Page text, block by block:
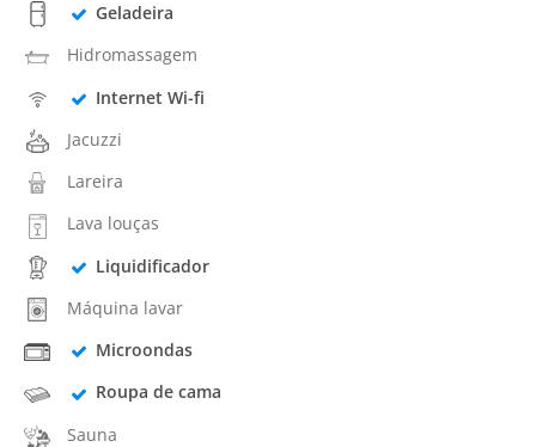
Geladeira
Hidromassagem
Internet Wi-fi
Jacuzzi
Lareira
Lava louças
Liquidificador
Máquina lavar
Microondas
Roupa de cama
Sauna